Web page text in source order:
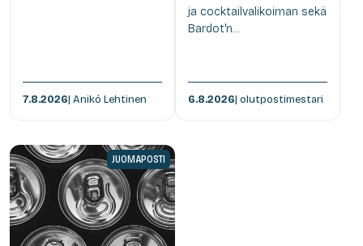
7.8.2026| Anikó Lehtinen
ja cocktailvalikoiman sekä
Bardot'n...
6.8.2026| olutpostimestari
JUOMAPOSTI